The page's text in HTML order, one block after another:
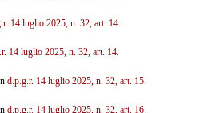
14 luglio 2025, n. 32, art. 14.
14 luglio 2025, n. 32, art. 14.
d.p.g.r. 14 luglio 2025, n. 32, art. 15.
d.p.g.r. 14 luglio 2025, n. 32, art. 16.